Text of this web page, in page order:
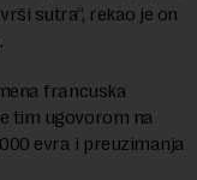
sutra“, rekao je on
francuska
tim ugovorom na
evra i preuzimanja